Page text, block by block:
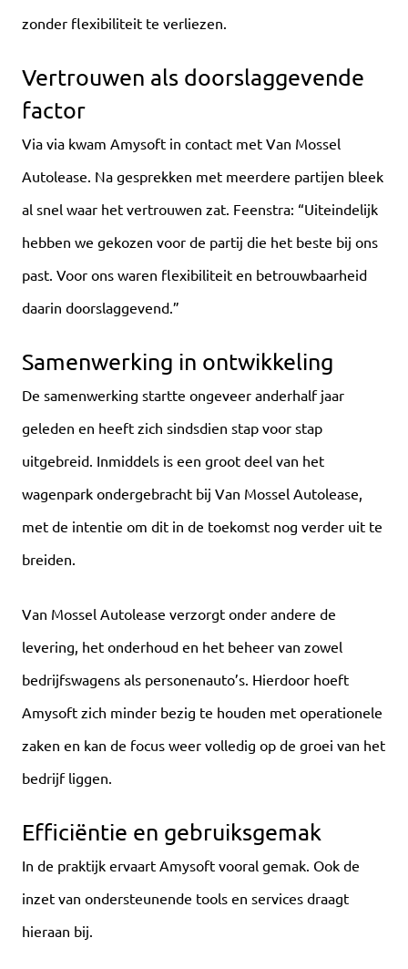
zonder flexibiliteit te verliezen.
Vertrouwen als doorslaggevende
factor
Via via kwam Amysoft in contact met Van Mossel
Autolease. Na gesprekken met meerdere partijen bleek
al snel waar het vertrouwen zat. Feenstra: “Uiteindelijk
hebben we gekozen voor de partij die het beste bij ons
past. Voor ons waren flexibiliteit en betrouwbaarheid
daarin doorslaggevend.”
Samenwerking in ontwikkeling
De samenwerking startte ongeveer anderhalf jaar
geleden en heeft zich sindsdien stap voor stap
uitgebreid. Inmiddels is een groot deel van het
wagenpark ondergebracht bij Van Mossel Autolease,
met de intentie om dit in de toekomst nog verder uit te
breiden.
Van Mossel Autolease verzorgt onder andere de
levering, het onderhoud en het beheer van zowel
bedrijfswagens als personenauto’s. Hierdoor hoeft
Amysoft zich minder bezig te houden met operationele
zaken en kan de focus weer volledig op de groei van het
bedrijf liggen.
Efficiëntie en gebruiksgemak
In de praktijk ervaart Amysoft vooral gemak. Ook de
inzet van ondersteunende tools en services draagt
hieraan bij.